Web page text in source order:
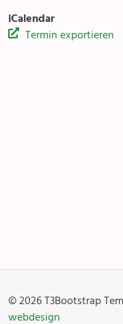
iCalendar
Termin exportieren
© 2026 T3Bootstrap
webdesign